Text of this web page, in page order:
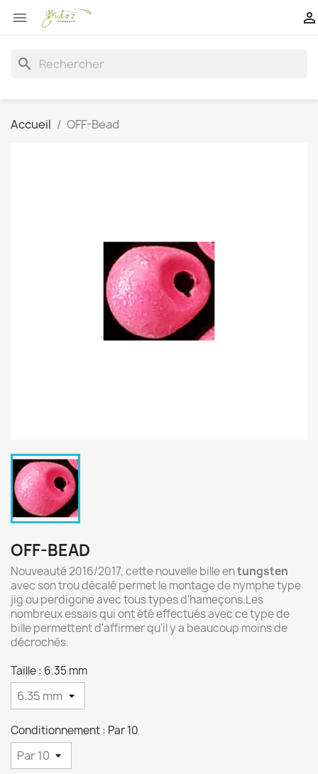
 
search
Accueil OFF-Bead
OFF-BEAD
Nouveauté 2016/2017, cette nouvelle bille entungsten
avec son trou décalé permet le montage de nymphe type
jig ou perdigone avec tous types d'hameçons.Les
nombreux essais qui ont été effectués avec ce type de
bille permettent d'affirmer qu'il y a beaucoup moins de
décrochés.
Taille : 6.35 mm
Conditionnement : Par 10